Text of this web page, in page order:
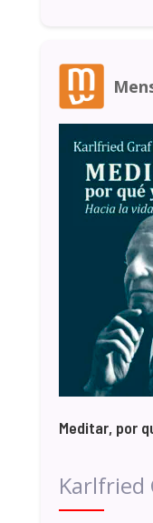
Meditar, por
Karlfried